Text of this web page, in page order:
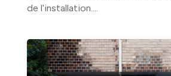
de l'installation....